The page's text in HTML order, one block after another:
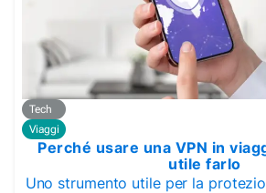
Tech
Viaggi
Perché usare una VPN in
utile farlo
Uno strumento utile per la